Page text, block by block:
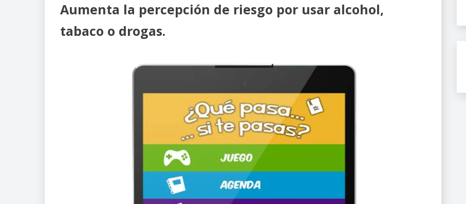
Gallardo
Aumenta la percepción de riesgo por usar alcohol,
tabaco o drogas.